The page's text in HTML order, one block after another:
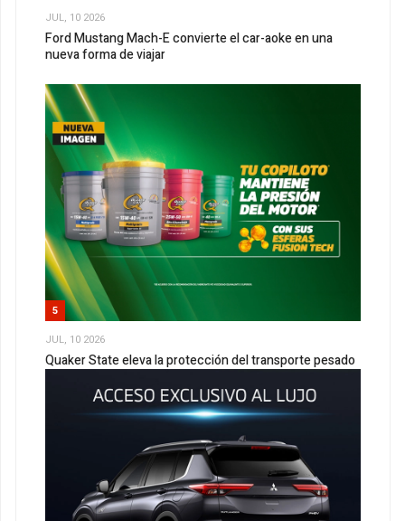
JUL, 10 2026
Ford Mustang Mach-E convierte el car-aoke en una
nueva forma de viajar
5
JUL, 10 2026
Quaker State eleva la protección del transporte pesado